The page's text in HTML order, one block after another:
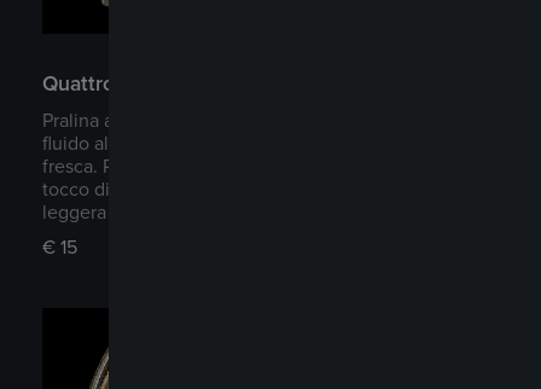
Quattro Note di Dolcezza
Pralina al cocco e cioccolato bianco, con cuore
fluido al passion fruit. Mini lemon pie delicata e
fresca. Pralina fondente con cuore al lampone e un
tocco di fior di sale. Gelatina di frutta (fragola),
leggera e raffinata.
€ 15